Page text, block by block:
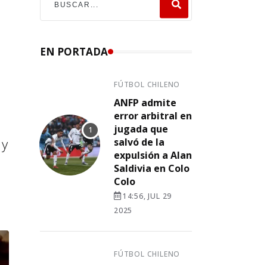
EN PORTADA
FÚTBOL CHILENO
ANFP admite
error arbitral en
jugada que
salvó de la
expulsión a Alan
Saldivia en Colo
Colo
14:56, JUL 29
2025
FÚTBOL CHILENO